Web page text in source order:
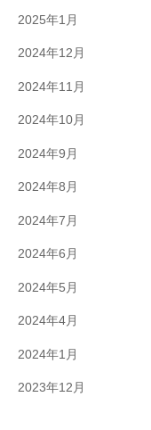
2025年1月
2024年12月
2024年11月
2024年10月
2024年9月
2024年8月
2024年7月
2024年6月
2024年5月
2024年4月
2024年1月
2023年12月